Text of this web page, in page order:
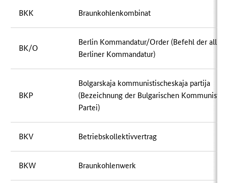
BKK Braunkohlenkombinat
BK/O
Berlin Kommandatur/Order (Befehl der
Berliner Kommandatur)
BKP
Bolgarskaja kommunistischeskaja partija
(Bezeichnung der Bulgarischen
Partei)
BKV Betriebskollektivvertrag
BKW Braunkohlenwerk